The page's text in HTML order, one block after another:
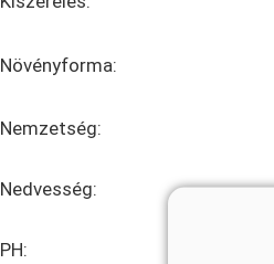
Növényforma:
Nemzetség:
Nedvesség:
PH: